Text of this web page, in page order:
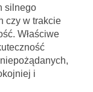
silnego
czy w trakcie
Właściwe
i